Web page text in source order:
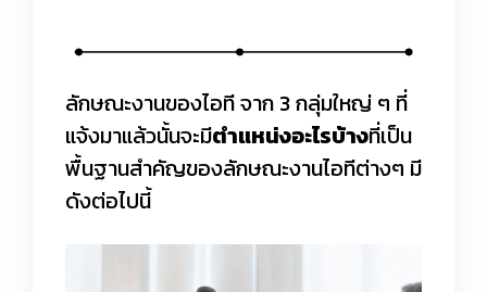
ลักษณะงานของไอที จาก 3 กลุ่มใหญ่ ๆ ที่
แจ้งมาแล้วนั้นจะมีตำแหน่งอะไรบ้างที่เป็น
พื้นฐานสำคัญของลักษณะงานไอทีต่างๆ มี
ดังต่อไปนี้